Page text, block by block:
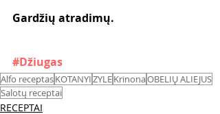
Gardžių atradimų.
#Džiugas
Alfo receptasKOTANYIZYLEKrinonaOBELIŲ ALIEJUS
Salotų receptai
RECEPTAI